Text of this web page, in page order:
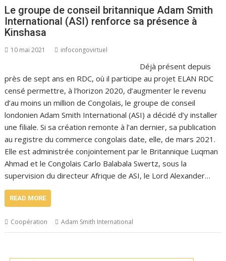
Le groupe de conseil britannique Adam Smith
International (ASI) renforce sa présence à
Kinshasa
10 mai 2021 infocongovirtuel
Déjà présent depuis
près de sept ans en RDC, où il participe au projet ELAN RDC
censé permettre, à l’horizon 2020, d’augmenter le revenu
d’au moins un million de Congolais, le groupe de conseil
londonien Adam Smith International (ASI) a décidé d’y installer
une filiale. Si sa création remonte à l’an dernier, sa publication
au registre du commerce congolais date, elle, de mars 2021.
Elle est administrée conjointement par le Britannique Luqman
Ahmad et le Congolais Carlo Balabala Swertz, sous la
supervision du directeur Afrique de ASI, le Lord Alexander…
READ MORE
Coopération Adam Smith International